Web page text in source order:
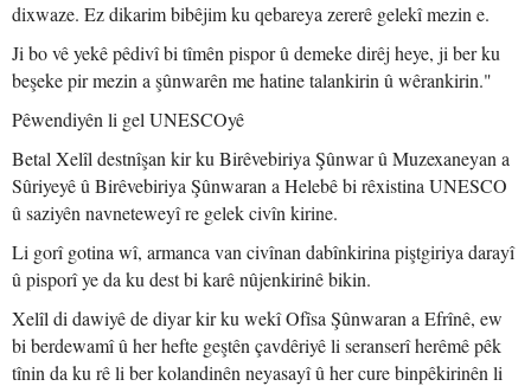
dixwaze. Ez dikarim bibêjim ku qebareya zererê gelekî mezin e.
Ji bo vê yekê pêdivî bi tîmên pispor û demeke dirêj heye, ji ber ku
beşeke pir mezin a şûnwarên me hatine talankirin û wêrankirin."
Pêwendiyên li gel UNESCOyê
Betal Xelîl destnîşan kir ku Birêvebiriya Şûnwar û Muzexaneyan a
Sûriyeyê û Birêvebiriya Şûnwaran a Helebê bi rêxistina UNESCO
û saziyên navneteweyî re gelek civîn kirine.
Li gorî gotina wî, armanca van civînan dabînkirina piştgiriya darayî
û pisporî ye da ku dest bi karê nûjenkirinê bikin.
Xelîl di dawiyê de diyar kir ku wekî Ofîsa Şûnwaran a Efrînê, ew
bi berdewamî û her hefte geştên çavdêriyê li seranserî herêmê pêk
tînin da ku rê li ber kolandinên neyasayî û her cure binpêkirinên li